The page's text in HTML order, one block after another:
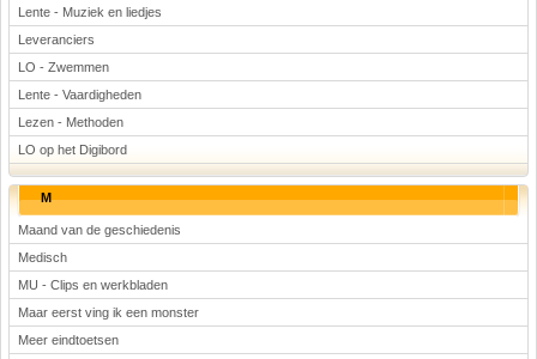
Lente - Muziek en liedjes
Leveranciers
LO - Zwemmen
Lente - Vaardigheden
Lezen - Methoden
LO op het Digibord
M
Maand van de geschiedenis
Medisch
MU - Clips en werkbladen
Maar eerst ving ik een monster
Meer eindtoetsen